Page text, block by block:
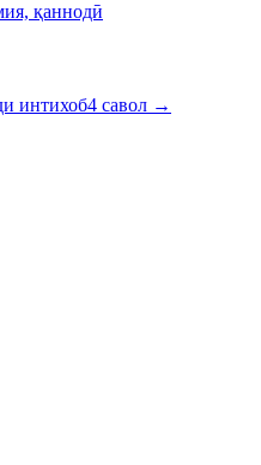
қаннодӣ
интихоб4 савол →